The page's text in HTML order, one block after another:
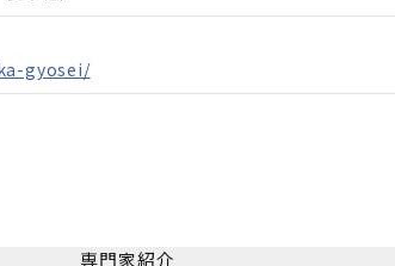
gyosei/
専門家紹介